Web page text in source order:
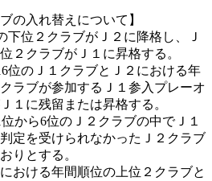
の入れ替えについて】
下位２クラブがＪ２に降格し、Ｊ
２クラブがＪ１に昇格する。
位のＪ１クラブとＪ２における年
ラブが参加するＪ１参入プレーオ
１に残留または昇格する。
から6位のＪ２クラブの中でＪ１
定を受けられなかったＪ２クラブ
りとする。
おける年間順位の上位２クラブと